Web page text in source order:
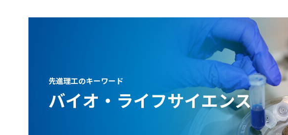
先進理工のキーワード
バイオ・ライフサイエンス